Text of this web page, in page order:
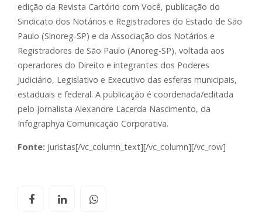
edição da Revista Cartório com Você, publicação do
Sindicato dos Notários e Registradores do Estado de São
Paulo (Sinoreg-SP) e da Associação dos Notários e
Registradores de São Paulo (Anoreg-SP), voltada aos
operadores do Direito e integrantes dos Poderes
Judiciário, Legislativo e Executivo das esferas municipais,
estaduais e federal. A publicação é coordenada/editada
pelo jornalista Alexandre Lacerda Nascimento, da
Infographya Comunicação Corporativa.
Fonte: Juristas[/vc_column_text][/vc_column][/vc_row]